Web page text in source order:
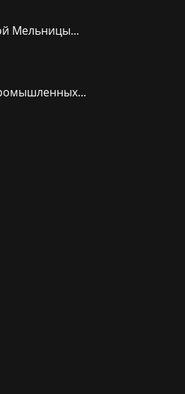
Мельницы...